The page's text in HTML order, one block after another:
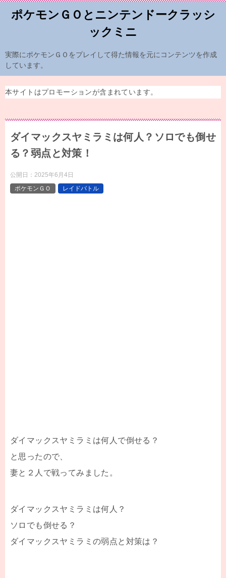
ポケモンＧＯとニンテンドークラッシ
ックミニ
実際にポケモンＧＯをプレイして得た情報を元にコンテンツを作成
しています。
本サイトはプロモーションが含まれています。
ダイマックスヤミラミは何人？ソロでも倒せ
る？弱点と対策！
公開日： 2025年6月4日
ポケモンＧＯ
レイドバトル
ダイマックスヤミラミは何人で倒せる？
と思ったので、
妻と２人で戦ってみました。
ダイマックスヤミラミは何人？
ソロでも倒せる？
ダイマックスヤミラミの弱点と対策は？